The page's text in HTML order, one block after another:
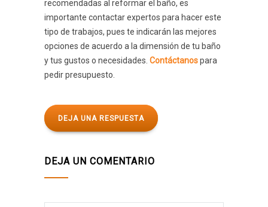
recomendadas al reformar el baño, es
importante contactar expertos para hacer este
tipo de trabajos, pues te indicarán las mejores
opciones de acuerdo a la dimensión de tu baño
y tus gustos o necesidades. Contáctanospara
pedir presupuesto.
DEJA UNA RESPUESTA
DEJA UN COMENTARIO